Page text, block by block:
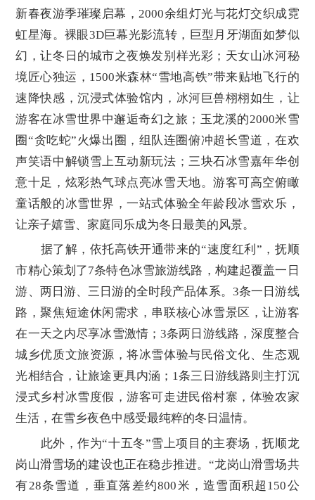
新春夜游季璀璨启幕，2000余组灯光与花灯交织成霓
虹星海。裸眼3D巨幕光影流转，巨型月牙湖面如梦似
幻，让冬日的城市之夜焕发别样光彩；天女山冰河秘
境匠心独运，1500米森林“雪地高铁”带来贴地飞行的
速降快感，沉浸式体验馆内，冰河巨兽栩栩如生，让
游客在冰雪世界中邂逅奇幻之旅；玉龙溪的2000米雪
圈“贪吃蛇”火爆出圈，组队连圈俯冲超长雪道，在欢
声笑语中解锁雪上互动新玩法；三块石冰雪嘉年华创
意十足，炫彩热气球点亮冰雪天地。游客可高空俯瞰
童话般的冰雪世界，一站式体验全年龄段冰雪欢乐，
让亲子嬉雪、家庭同乐成为冬日最美的风景。
据了解，依托高铁开通带来的“速度红利”，抚顺
市精心策划了7条特色冰雪旅游线路，构建起覆盖一日
游、两日游、三日游的全时段产品体系。3条一日游线
路，聚焦短途休闲需求，串联核心冰雪景区，让游客
在一天之内尽享冰雪激情；3条两日游线路，深度整合
城乡优质文旅资源，将冰雪体验与民俗文化、生态观
光相结合，让旅途更具内涵；1条三日游线路则主打沉
浸式乡村冰雪度假，游客可走进民俗村寨，体验农家
生活，在雪乡夜色中感受最纯粹的冬日温情。
此外，作为“十五冬”雪上项目的主赛场，抚顺龙
岗山滑雪场的建设也正在稳步推进。“龙岗山滑雪场共
有28条雪道，垂直落差约800米，造雪面积超150公